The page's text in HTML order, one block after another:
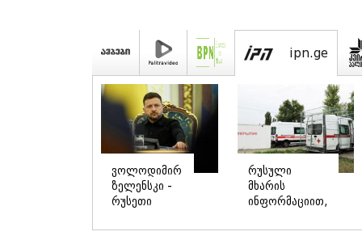
პოლარიზაციის
ვალაგებდი,